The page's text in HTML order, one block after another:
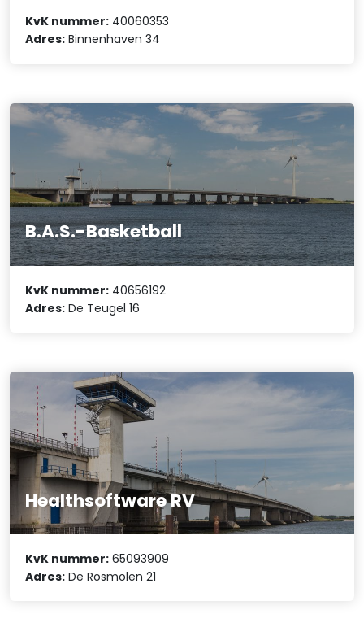
KvK nummer: 40060353
Adres: Binnenhaven 34
B.A.S.-Basketball
KvK nummer: 40656192
Adres: De Teugel 16
Healthsoftware RV
KvK nummer: 65093909
Adres: De Rosmolen 21